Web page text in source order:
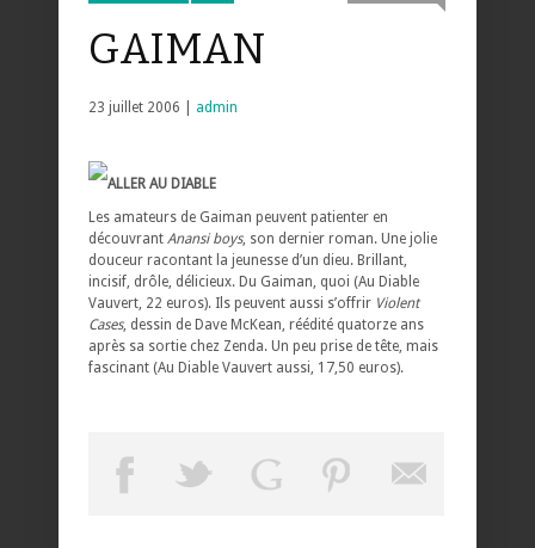
GAIMAN
23 juillet 2006 | admin
ALLER AU DIABLE
Les amateurs de Gaiman peuvent patienter en
découvrant Anansi boys, son dernier roman. Une jolie
douceur racontant la jeunesse d’un dieu. Brillant,
incisif, drôle, délicieux. Du Gaiman, quoi (Au Diable
Vauvert, 22 euros). Ils peuvent aussi s’offrir Violent
Cases, dessin de Dave McKean, réédité quatorze ans
après sa sortie chez Zenda. Un peu prise de tête, mais
fascinant (Au Diable Vauvert aussi, 17,50 euros).